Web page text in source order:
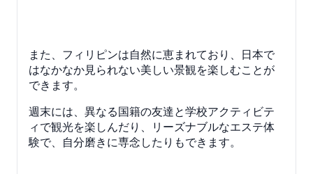
また、フィリピンは自然に恵まれており、日本で
はなかなか見られない美しい景観を楽しむことが
できます。
週末には、異なる国籍の友達と学校アクティビテ
ィで観光を楽しんだり、リーズナブルなエステ体
験で、自分磨きに専念したりもできます。